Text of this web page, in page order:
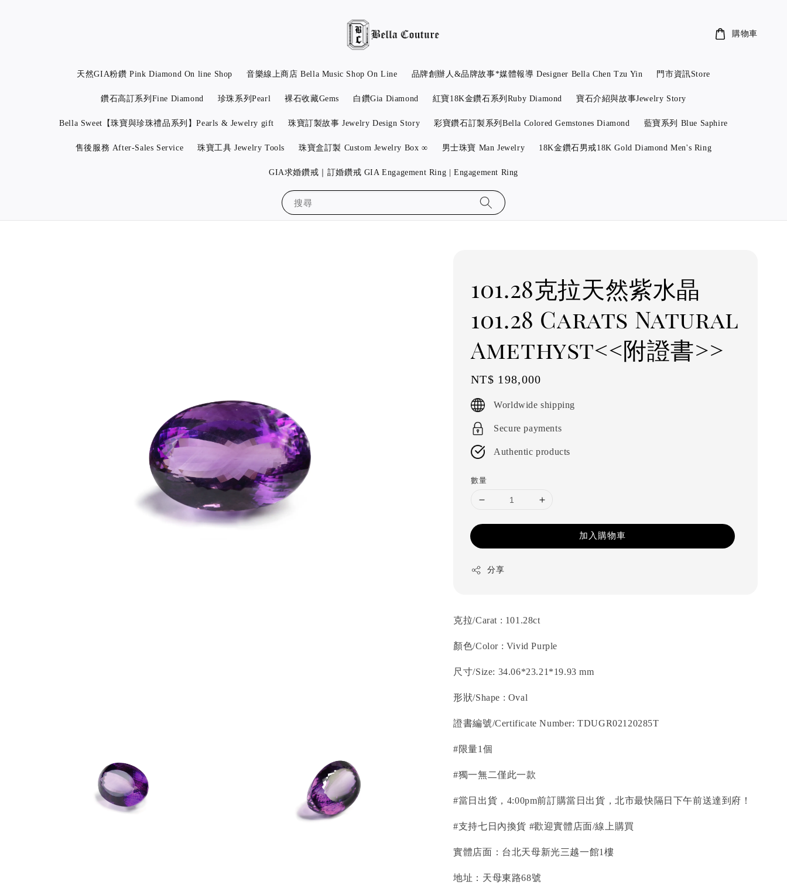
搜尋
天然GIA粉鑽 Pink Diamond On line Shop 音樂線上商店 Bella Music Shop On Line 品牌創辦人&品牌故事*媒體報導 Designer Bella Chen Tzu Yin 門市資訊Store
鑽石高訂系列Fine Diamond 珍珠系列Pearl 裸石收藏Gems 白鑽Gia Diamond 紅寶18K金鑽石系列Ruby Diamond 寶石介紹與故事Jewelry Story
Bella Sweet【珠寶與珍珠禮品系列】Pearls & Jewelry gift 珠寶訂製故事 Jewelry Design Story 彩寶鑽石訂製系列Bella Colored Gemstones Diamond 藍寶系列 Blue Saphire
售後服務 After-Sales Service 珠寶工具 Jewelry Tools 珠寶盒訂製 Custom Jewelry Box ∞ 男士珠寶 Man Jewelry 18K金鑽石男戒18K Gold Diamond Men's Ring
GIA求婚鑽戒｜訂婚鑽戒 GIA Engagement Ring | Engagement Ring
購物車
101.28克拉天然紫水晶
101.28 Carats Natural
Amethyst<<附證書>>
Regular
price
NT$ 198,000
Worldwide shipping
Secure payments
Authentic products
數量
加入購物車
分享
克拉/Carat : 101.28ct
顏色/Color : Vivid Purple
尺寸/Size: 34.06*23.21*19.93 mm
形狀/Shape : Oval
證書編號/Certificate Number: TDUGR02120285T
#限量1個
#獨一無二僅此一款
#當日出貨，4:00pm前訂購當日出貨，北市最快隔日下午前送達到府！
#支持七日內換貨 #歡迎實體店面/線上購買
實體店面：台北天母新光三越一館1樓
地址：天母東路68號